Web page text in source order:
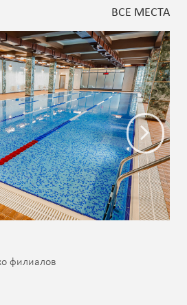
ВСЕ МЕСТА
филиалов